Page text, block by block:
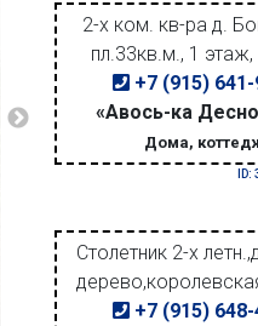
2-х ком. кв-ра д.
пл.33кв.м., 1
+7 (915)
«Авось-ка
Дома,
Столетник 2-х
+7 (915)